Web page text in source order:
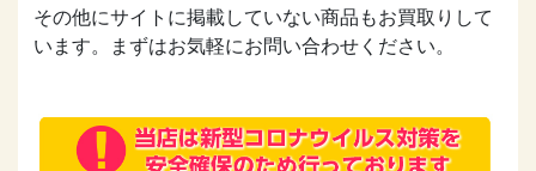
その他にサイトに掲載していない商品もお買取りして
います。まずはお気軽にお問い合わせください。